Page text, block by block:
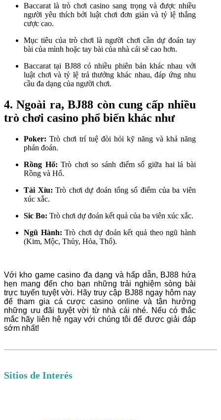
Baccarat là trò chơi casino sang trọng và được nhiều
người yêu thích bởi luật chơi đơn giản và tỷ lệ thắng
cược cao.
Mục tiêu của trò chơi là người chơi cần dự đoán tay
bài của mình hoặc tay bài của nhà cái sẽ cao hơn.
Baccarat tại BJ88 có nhiều phiên bản khác nhau với
luật chơi và tỷ lệ trả thưởng khác nhau, đáp ứng nhu
cầu đa dạng của người chơi.
4. Ngoài ra, BJ88 còn cung cấp nhiều
trò chơi casino phổ biến khác như
Poker: Trò chơi trí tuệ đòi hỏi kỹ năng và khả năng
phán đoán.
Rồng Hổ: Trò chơi so sánh điểm số giữa hai lá bài
Rồng và Hổ.
Tài Xỉu: Trò chơi dự đoán tổng số điểm của ba viên
xúc xắc.
Sic Bo: Trò chơi dự đoán kết quả của ba viên xúc xắc.
Ngũ Hành: Trò chơi dự đoán kết quả theo ngũ hành
(Kim, Mộc, Thủy, Hỏa, Thổ).
Với kho game casino đa dạng và hấp dẫn, BJ88 hứa
hẹn mang đến cho bạn những trải nghiệm sòng bài
trực tuyến tuyệt vời. Hãy truy cập BJ88 ngay hôm nay
để tham gia cá cược casino online và tận hưởng
những ưu đãi tuyệt vời từ nhà cái nhé. Nếu có thắc
mắc hãy liên hệ ngay với chúng tôi để được giải đáp
sớm nhất!
Sitios de Interés